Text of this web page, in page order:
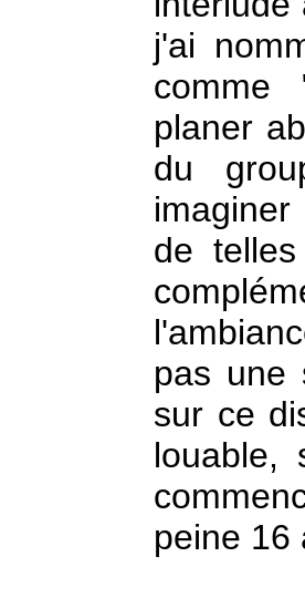
j'ai
comme
planer
du
de
pas une
sur ce
louable,
peine 16